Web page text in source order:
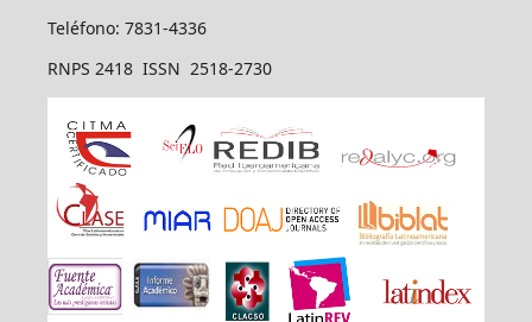
Teléfono: 7831-4336
RNPS 2418 ISSN 2518-2730